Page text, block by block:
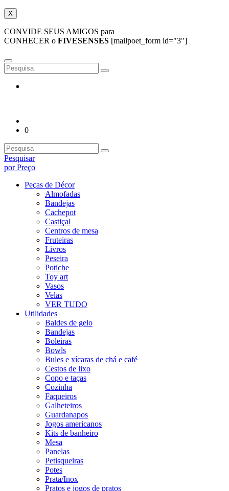
X
CONVIDE SEUS AMIGOS para
CONHECER o FIVESENSES [mailpoet_form id="3"]
0
Pesquisar
por Preço
Peças de Décor
Almofadas
Bandejas
Cachepot
Castiçal
Centros de mesa
Fruteiras
Livros
Peseira
Potiche
Toy art
Vasos
Velas
VER TUDO
Utilidades
Baldes de gelo
Bandejas
Boleiras
Bowls
Bules e xícaras de chá e café
Cestos de lixo
Copo e taças
Cozinha
Faqueiros
Galheteiros
Guardanapos
Jogos americanos
Kits de banheiro
Mesa
Panelas
Petisqueiras
Potes
Prata/Inox
Pratos e jogos de pratos